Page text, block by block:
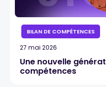
BILAN DE COMPÉTENCES
27 mai 2026
Une nouvelle
compétences